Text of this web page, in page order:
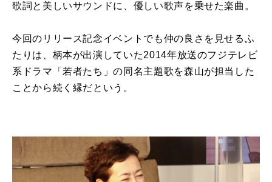
歌詞と美しいサウンドに、優しい歌声を乗せた楽曲。
今回のリリース記念イベントでも仲の良さを見せるふ
たりは、柄本が出演していた2014年放送のフジテレビ
系ドラマ「若者たち」の同名主題歌を森山が担当した
ことから続く縁だという。